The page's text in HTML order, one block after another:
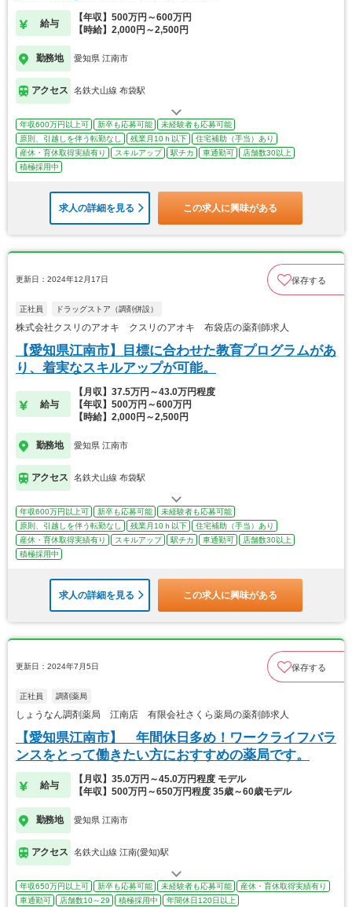
給与
【年収】500万円～600万円
【時給】2,000円～2,500円
勤務地 愛知県 江南市
アクセス 名鉄犬山線 布袋駅
年収600万円以上可 新卒も応募可能
未経験者も応募可能
原則、引越しを伴う転勤なし
残業月10ｈ以下
住宅補助（手当）あり
産休・育休取得実績有り
スキルアップ 駅チカ 車通勤可
店舗数30以上
積極採用中
求人の詳細を見る この求人に興味がある
更新日：2024年12月17日 保存する
正社員 ドラッグストア（調剤併設）
株式会社クスリのアオキ クスリのアオキ 布袋店の薬剤師求人
【愛知県江南市】目標に合わせた教育プログラムがあ
り、着実なスキルアップが可能。
給与
【月収】37.5万円～43.0万円程度
【年収】500万円～600万円
【時給】2,000円～2,500円
勤務地 愛知県 江南市
アクセス 名鉄犬山線 布袋駅
年収600万円以上可 新卒も応募可能
未経験者も応募可能
原則、引越しを伴う転勤なし
残業月10ｈ以下
住宅補助（手当）あり
産休・育休取得実績有り
スキルアップ 駅チカ 車通勤可
店舗数30以上
積極採用中
求人の詳細を見る この求人に興味がある
更新日：2024年7月5日 保存する
正社員 調剤薬局
しょうなん調剤薬局 江南店 有限会社さくら薬局の薬剤師求人
【愛知県江南市】 年間休日多め！ワークライフバラ
ンスをとって働きたい方におすすめの薬局です。
給与
【月収】35.0万円～45.0万円程度 モデル
【年収】500万円～650万円程度 35歳～60歳モデル
勤務地 愛知県 江南市
アクセス 名鉄犬山線 江南(愛知)駅
年収650万円以上可 新卒も応募可能 未経験者も応募可能
産休・育休取得実績有り
車通勤可
店舗数10～29 積極採用中 年間休日120日以上